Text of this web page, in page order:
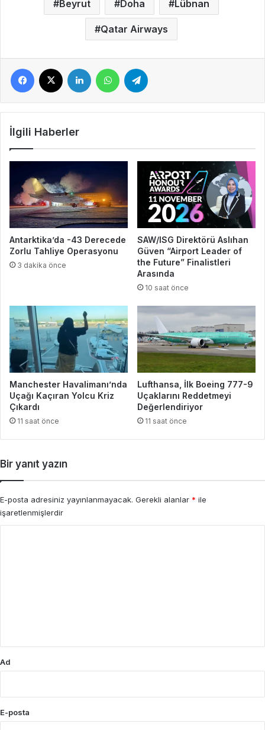
Beyrut Doha Lübnan
Qatar Airways
Facebook LinkedIn WhatsApp
İlgili Haberler
Antarktika’da -43 Derecede
Zorlu Tahliye Operasyonu
3 dakika önce
SAW/ISG Direktörü Aslıhan
Güven “Airport Leader of
the Future” Finalistleri
Arasında
10 saat önce
Manchester Havalimanı’nda
Uçağı Kaçıran Yolcu Kriz
Çıkardı
11 saat önce
Lufthansa, İlk Boeing 777-9
Uçaklarını Reddetmeyi
Değerlendiriyor
11 saat önce
Bir yanıt yazın
E-posta adresiniz yayınlanmayacak. Gerekli alanlar * ile
işaretlenmişlerdir
Ad
E-posta